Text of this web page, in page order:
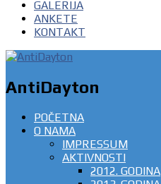
GALERIJA
ANKETE
KONTAKT
AntiDayton
POČETNA
O NAMA
IMPRESSUM
AKTIVNOSTI
2012. GODINA